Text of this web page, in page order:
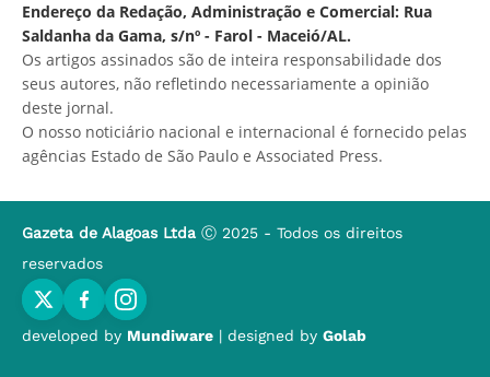
Endereço da Redação, Administração e Comercial: Rua
Saldanha da Gama, s/nº - Farol - Maceió/AL.
Os artigos assinados são de inteira responsabilidade dos
seus autores, não refletindo necessariamente a opinião
deste jornal.
O nosso noticiário nacional e internacional é fornecido pelas
agências Estado de São Paulo e Associated Press.
Gazeta de Alagoas Ltda Ⓒ 2025 - Todos os direitos
reservados
developed by Mundiware | designed by Golab